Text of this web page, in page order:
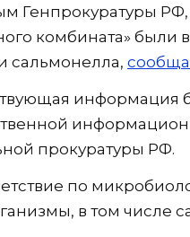
Генпрокуратуры
комбината»
сальмонелла,
информация
прокуратуры РФ.
по
в том числе